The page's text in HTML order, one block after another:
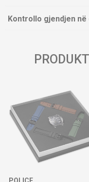
Kontrollo gjendjen në